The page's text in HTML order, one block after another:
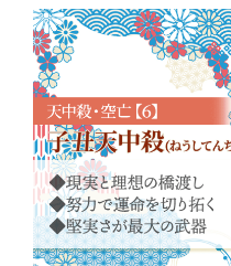
と
は
何
か？
期
間
や
気
を
つ